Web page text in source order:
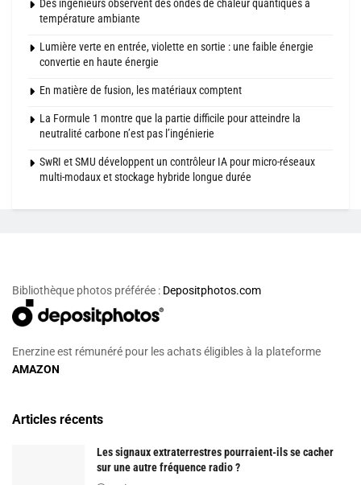
Des ingénieurs observent des ondes de chaleur quantiques à
température ambiante
Lumière verte en entrée, violette en sortie : une faible énergie
convertie en haute énergie
En matière de fusion, les matériaux comptent
La Formule 1 montre que la partie difficile pour atteindre la
neutralité carbone n’est pas l’ingénierie
SwRI et SMU développent un contrôleur IA pour micro-réseaux
multi-modaux et stockage hybride longue durée
Bibliothèque photos préférée : Depositphotos.com
Enerzine est rémunéré pour les achats éligibles à la plateforme
AMAZON
Articles récents
Les signaux extraterrestres pourraient-ils se cacher
sur une autre fréquence radio ?